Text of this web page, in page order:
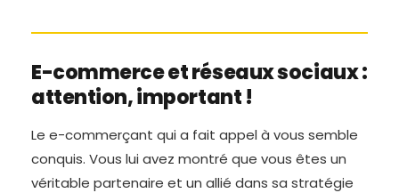
E-commerce et réseaux sociaux :
attention, important !
Le e-commerçant qui a fait appel à vous semble
conquis. Vous lui avez montré que vous êtes un
véritable partenaire et un allié dans sa stratégie